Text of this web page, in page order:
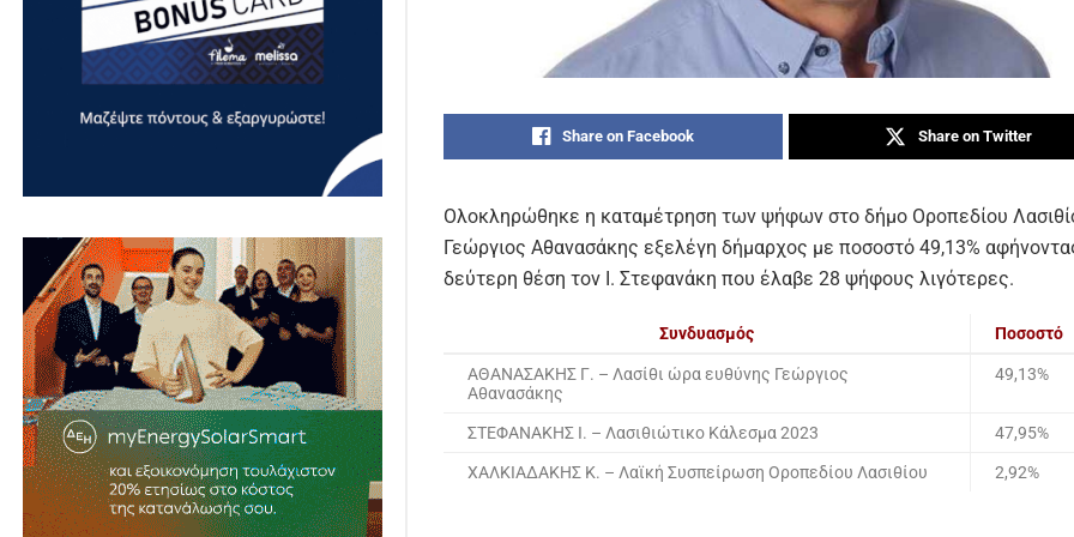
Share on Facebook Share on Twitter
Ολοκληρώθηκε η καταμέτρηση των ψήφων στο δήμο Οροπεδίου
Γεώργιος Αθανασάκης εξελέγη δήμαρχος με ποσοστό 49,13%
δεύτερη θέση τον Ι. Στεφανάκη που έλαβε 28 ψήφους λιγότερες.
Συνδυασμός Ποσοστό
ΑΘΑΝΑΣΑΚΗΣ Γ. – Λασίθι ώρα ευθύνης Γεώργιος
Αθανασάκης
49,13%
ΣΤΕΦΑΝΑΚΗΣ Ι. – Λασιθιώτικο Κάλεσμα 2023 47,95%
ΧΑΛΚΙΑΔΑΚΗΣ Κ. – Λαϊκή Συσπείρωση Οροπεδίου Λασιθίου 2,92%